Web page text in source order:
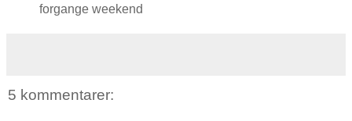
forgange weekend
5 kommentarer: